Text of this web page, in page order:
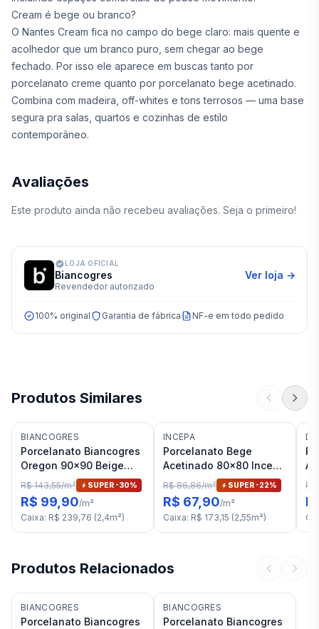
Cream é bege ou branco?
O Nantes Cream fica no campo do bege claro: mais quente e
acolhedor que um branco puro, sem chegar ao bege
fechado. Por isso ele aparece em buscas tanto por
porcelanato creme quanto por porcelanato bege acetinado.
Combina com madeira, off-whites e tons terrosos — uma base
segura pra salas, quartos e cozinhas de estilo
contemporâneo.
Avaliações
Este produto ainda não recebeu avaliações. Seja o primeiro!
LOJA OFICIAL
Biancogres
Revendedor autorizado
Ver loja →
100% original Garantia de fábrica NF-e em todo pedido
Produtos Similares
BIANCOGRES
Porcelanato Biancogres
Oregon 90x90 Beige
Satin RET "A"
R$ 143,55/m² SUPER -30%
R$ 99,90/m²
Caixa: R$ 239,76 (2,4m²)
INCEPA
Porcelanato Bege
Acetinado 80x80 Incepa
Vitta RET "A"
R$ 86,86/m² SUPER -22%
R$ 67,90/m²
Caixa: R$ 173,15 (2,55m²)
Produtos Relacionados
BIANCOGRES
Porcelanato Biancogres
BIANCOGRES
Porcelanato Biancogres